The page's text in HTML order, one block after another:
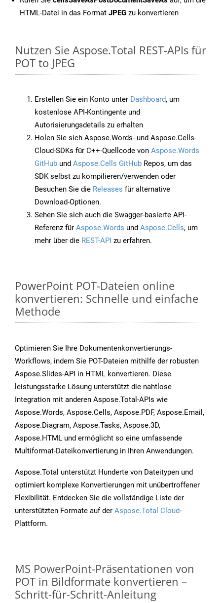
HTML-Datei in das Format JPEG zu konvertieren
Nutzen Sie Aspose.Total REST-APIs für
POT to JPEG
Erstellen Sie ein Konto unter Dashboard, um
kostenlose API-Kontingente und
Autorisierungsdetails zu erhalten
Holen Sie sich Aspose.Words- und Aspose.Cells-
Cloud-SDKs für C++-Quellcode von Aspose.Words
GitHub und Aspose.Cells GitHub Repos, um das
SDK selbst zu kompilieren/verwenden oder
Besuchen Sie die Releases für alternative
Download-Optionen.
Sehen Sie sich auch die Swagger-basierte API-
Referenz für Aspose.Words und Aspose.Cells, um
mehr über die REST-API zu erfahren.
PowerPoint POT-Dateien online
konvertieren: Schnelle und einfache
Methode
Optimieren Sie Ihre Dokumentenkonvertierungs-
Workflows, indem Sie POT-Dateien mithilfe der robusten
Aspose.Slides-API in HTML konvertieren. Diese
leistungsstarke Lösung unterstützt die nahtlose
Integration mit anderen Aspose.Total-APIs wie
Aspose.Words, Aspose.Cells, Aspose.PDF, Aspose.Email,
Aspose.Diagram, Aspose.Tasks, Aspose.3D,
Aspose.HTML und ermöglicht so eine umfassende
Multiformat-Dateikonvertierung in Ihren Anwendungen.
Aspose.Total unterstützt Hunderte von Dateitypen und
optimiert komplexe Konvertierungen mit unübertroffener
Flexibilität. Entdecken Sie die vollständige Liste der
unterstützten Formate auf der Aspose.Total Cloud-
Plattform.
MS PowerPoint-Präsentationen von
POT in Bildformate konvertieren –
Schritt-für-Schritt-Anleitung